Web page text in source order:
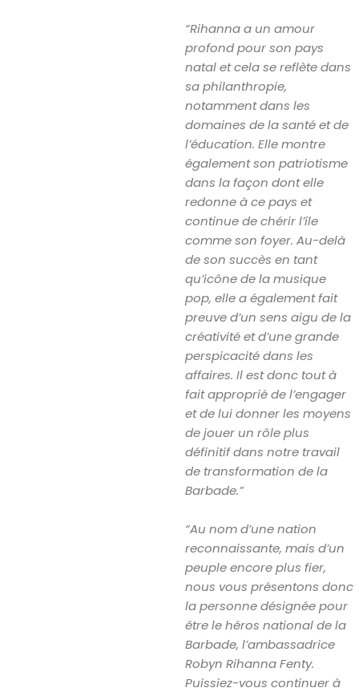
“Rihanna a un amour
profond pour son pays
natal et cela se reflète dans
sa philanthropie,
notamment dans les
domaines de la santé et de
l’éducation. Elle montre
également son patriotisme
dans la façon dont elle
redonne à ce pays et
continue de chérir l’île
comme son foyer. Au-delà
de son succès en tant
qu’icône de la musique
pop, elle a également fait
preuve d’un sens aigu de la
créativité et d’une grande
perspicacité dans les
affaires. Il est donc tout à
fait approprié de l’engager
et de lui donner les moyens
de jouer un rôle plus
définitif dans notre travail
de transformation de la
Barbade.”
“Au nom d’une nation
reconnaissante, mais d’un
peuple encore plus fier,
nous vous présentons donc
la personne désignée pour
être le héros national de la
Barbade, l’ambassadrice
Robyn Rihanna Fenty.
Puissiez-vous continuer à